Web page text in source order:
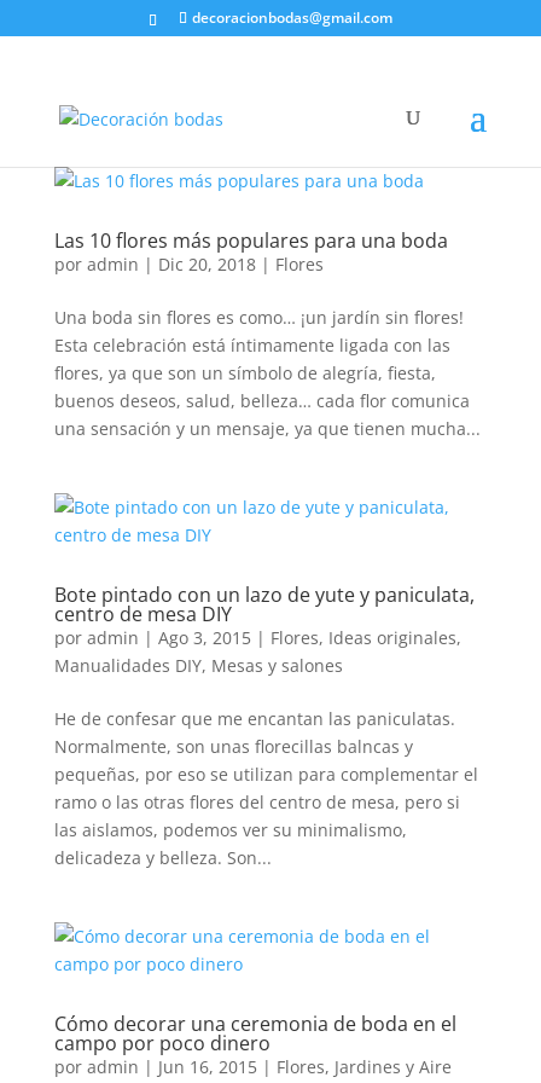
decoracionbodas@gmail.com
Las 10 flores más populares para una boda
por admin | Dic 20, 2018| Flores
Una boda sin flores es como… ¡un jardín sin flores!
Esta celebración está íntimamente ligada con las
flores, ya que son un símbolo de alegría, fiesta,
buenos deseos, salud, belleza… cada flor comunica
una sensación y un mensaje, ya que tienen mucha...
Bote pintado con un lazo de yute y paniculata,
centro de mesa DIY
por admin | Ago 3, 2015| Flores, Ideas originales,
Manualidades DIY, Mesas y salones
He de confesar que me encantan las paniculatas.
Normalmente, son unas florecillas balncas y
pequeñas, por eso se utilizan para complementar el
ramo o las otras flores del centro de mesa, pero si
las aislamos, podemos ver su minimalismo,
delicadeza y belleza. Son...
Cómo decorar una ceremonia de boda en el
campo por poco dinero
por admin | Jun 16, 2015| Flores, Jardines y Aire